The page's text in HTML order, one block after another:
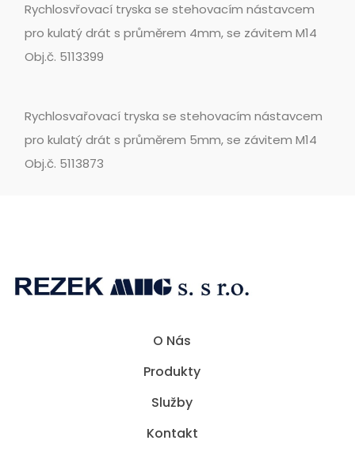
Rychlosvřovací tryska se stehovacím nástavcem
pro kulatý drát s průměrem 4mm, se závitem M14
Obj.č. 5113399
Rychlosvařovací tryska se stehovacím nástavcem
pro kulatý drát s průměrem 5mm, se závitem M14
Obj.č. 5113873
O Nás
Produkty
Služby
Kontakt